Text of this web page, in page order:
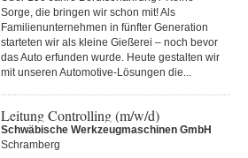
Sorge, die bringen wir schon mit! Als
Familienunternehmen in fünfter Generation
starteten wir als kleine Gießerei – noch bevor
das Auto erfunden wurde. Heute gestalten wir
mit unseren Automotive-Lösungen die...
Leitung Controlling (m/w/d)
Schwäbische Werkzeugmaschinen GmbH
Schramberg